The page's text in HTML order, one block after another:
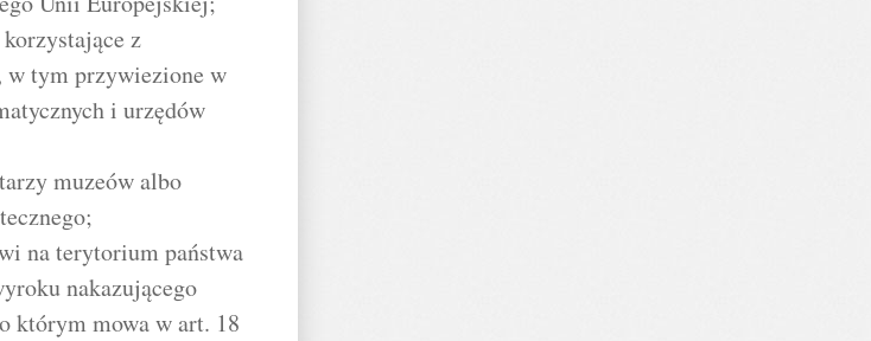
z
tym przywiezione w
i urzędów
muzeów albo
na terytorium państwa
nakazującego
którym mowa w art. 18